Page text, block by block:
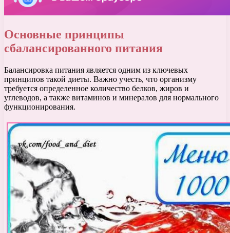
Основные принципы
сбалансированного питания
Балансировка питания является одним из ключевых
принципов такой диеты. Важно учесть, что организму
требуется определенное количество белков, жиров и
углеводов, а также витаминов и минералов для нормального
функционирования.